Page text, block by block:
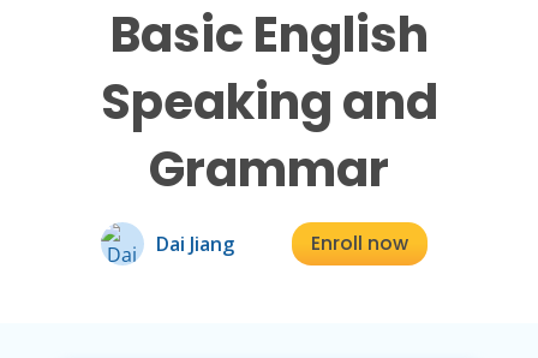
Basic English
Speaking and
Grammar
Dai Jiang Enroll now